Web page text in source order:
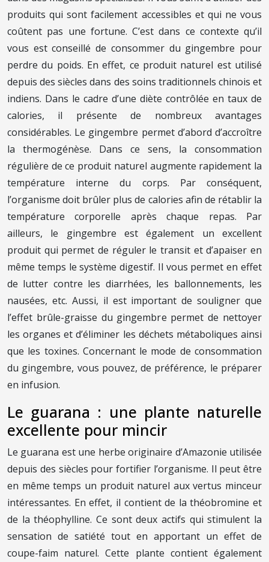
produits qui sont facilement accessibles et qui ne vous
coûtent pas une fortune. C’est dans ce contexte qu’il
vous est conseillé de consommer du gingembre pour
perdre du poids. En effet, ce produit naturel est utilisé
depuis des siècles dans des soins traditionnels chinois et
indiens. Dans le cadre d’une diète contrôlée en taux de
calories, il présente de nombreux avantages
considérables. Le gingembre permet d’abord d’accroître
la thermogénèse. Dans ce sens, la consommation
régulière de ce produit naturel augmente rapidement la
température interne du corps. Par conséquent,
l’organisme doit brûler plus de calories afin de rétablir la
température corporelle après chaque repas. Par
ailleurs, le gingembre est également un excellent
produit qui permet de réguler le transit et d’apaiser en
même temps le système digestif. Il vous permet en effet
de lutter contre les diarrhées, les ballonnements, les
nausées, etc. Aussi, il est important de souligner que
l’effet brûle-graisse du gingembre permet de nettoyer
les organes et d’éliminer les déchets métaboliques ainsi
que les toxines. Concernant le mode de consommation
du gingembre, vous pouvez, de préférence, le préparer
en infusion.
Le guarana : une plante naturelle
excellente pour mincir
Le guarana est une herbe originaire d’Amazonie utilisée
depuis des siècles pour fortifier l’organisme. Il peut être
en même temps un produit naturel aux vertus minceur
intéressantes. En effet, il contient de la théobromine et
de la théophylline. Ce sont deux actifs qui stimulent la
sensation de satiété tout en apportant un effet de
coupe-faim naturel. Cette plante contient également